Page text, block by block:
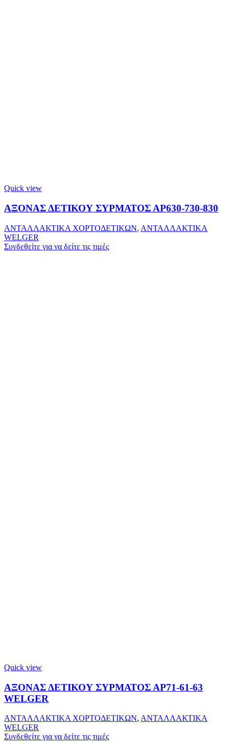
Quick view
ΑΞΟΝΑΣ ΔΕΤΙΚΟΥ ΣΥΡΜΑΤΟΣ ΑΡ630-730-830
ΑΝΤΑΛΛΑΚΤΙΚΑ ΧΟΡΤΟΔΕΤΙΚΩΝ, ΑΝΤΑΛΛΑΚΤΙΚΑ
WELGER
Συνδεθείτε για να δείτε τις τιμές
Quick view
ΑΞΟΝΑΣ ΔΕΤΙΚΟΥ ΣΥΡΜΑΤΟΣ ΑΡ71-61-63
WELGER
ΑΝΤΑΛΛΑΚΤΙΚΑ ΧΟΡΤΟΔΕΤΙΚΩΝ, ΑΝΤΑΛΛΑΚΤΙΚΑ
WELGER
Συνδεθείτε για να δείτε τις τιμές